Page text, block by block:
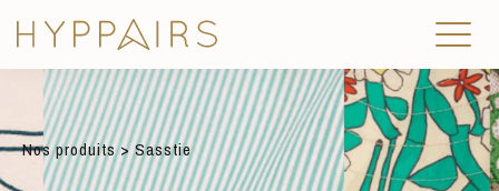
Nos produits> Sasstie